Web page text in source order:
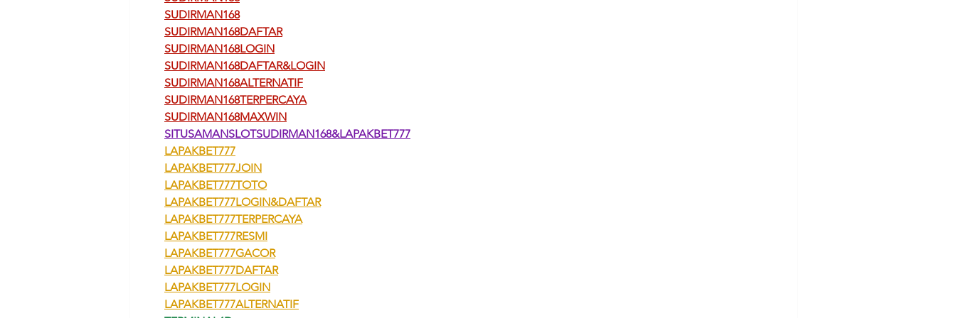
SUDIRMAN168
SUDIRMAN168DAFTAR
SUDIRMAN168LOGIN
SUDIRMAN168DAFTAR&LOGIN
SUDIRMAN168ALTERNATIF
SUDIRMAN168TERPERCAYA
SUDIRMAN168MAXWIN
SITUSAMANSLOTSUDIRMAN168&LAPAKBET777
LAPAKBET777
LAPAKBET777JOIN
LAPAKBET777TOTO
LAPAKBET777LOGIN&DAFTAR
LAPAKBET777TERPERCAYA
LAPAKBET777RESMI
LAPAKBET777GACOR
LAPAKBET777DAFTAR
LAPAKBET777LOGIN
LAPAKBET777ALTERNATIF